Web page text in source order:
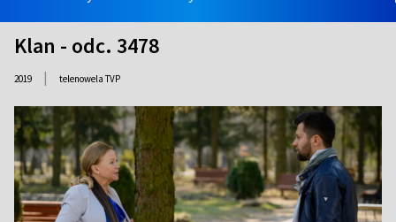
Klan - odc. 3478
2019 | telenowela TVP